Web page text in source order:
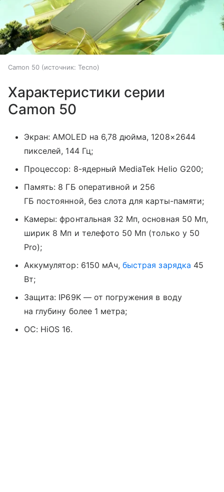
Camon 50 источник: Tecno
Характеристики серии
Camon 50
Экран: AMOLED на 6,78 дюйма, 1208×2644
пикселей, 144 Гц;
Процессор: 8-ядерный MediaTek Helio G200;
Память: 8 ГБ оперативной и 256
ГБ постоянной, без слота для карты-памяти;
Камеры: фронтальная 32 Мп, основная 50 Мп,
ширик 8 Мп и телефото 50 Мп (только у 50
Pro);
Аккумулятор: 6150 мАч,быстрая зарядка 45
Вт;
Защита: IP69K — от погружения в воду
на глубину более 1 метра;
ОС: HiOS 16.